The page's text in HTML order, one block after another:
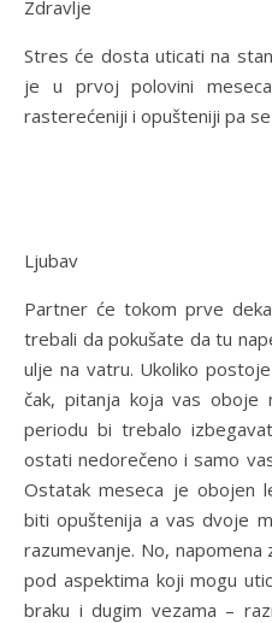
Zdravlje
Stres će dosta uticati na
je u prvoj polovini
rasterećeniji i opušteniji pa
Ljubav
Partner će tokom prve
trebali da pokušate da tu
ulje na vatru. Ukoliko
čak, pitanja koja vas oboje
periodu bi trebalo
ostati nedorečeno i samo
Ostatak meseca je obojen
biti opuštenija a vas dvoje
razumevanje. No,
pod aspektima koji mogu
braku i dugim vezama –